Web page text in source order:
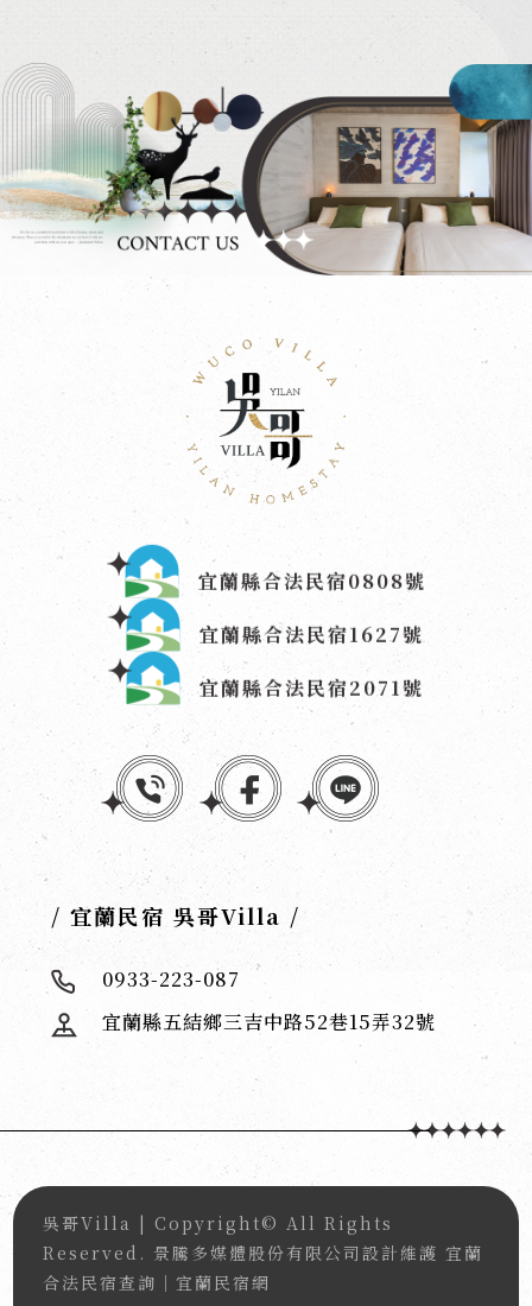
/ 宜蘭民宿 吳哥Villa /
0933-223-087
宜蘭縣五結鄉三吉中路52巷15弄32號
宜蘭縣合法民宿0808號
宜蘭縣合法民宿1627號
宜蘭縣合法民宿2071號
吳哥Villa | Copyright© All Rights
Reserved. 景騰多媒體股份有限公司設計維護宜蘭
合法民宿查詢｜宜蘭民宿網